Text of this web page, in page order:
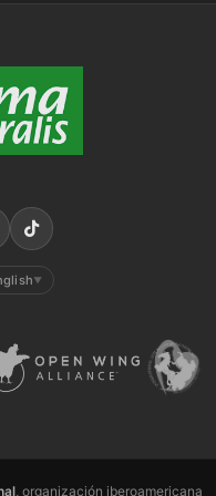
▼
, organización iberoamericana